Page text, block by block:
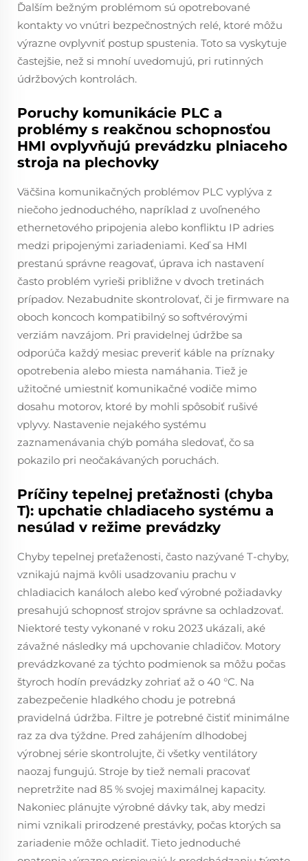
Ďalším bežným problémom sú opotrebované
kontakty vo vnútri bezpečnostných relé, ktoré môžu
výrazne ovplyvniť postup spustenia. Toto sa vyskytuje
častejšie, než si mnohí uvedomujú, pri rutinných
údržbových kontrolách.
Poruchy komunikácie PLC a
problémy s reakčnou schopnosťou
HMI ovplyvňujú prevádzku plniaceho
stroja na plechovky
Väčšina komunikačných problémov PLC vyplýva z
niečoho jednoduchého, napríklad z uvoľneného
ethernetového pripojenia alebo konfliktu IP adries
medzi pripojenými zariadeniami. Keď sa HMI
prestanú správne reagovať, úprava ich nastavení
často problém vyrieši približne v dvoch tretinách
prípadov. Nezabudnite skontrolovať, či je firmware na
oboch koncoch kompatibilný so softvérovými
verziám navzájom. Pri pravidelnej údržbe sa
odporúča každý mesiac preveriť káble na príznaky
opotrebenia alebo miesta namáhania. Tiež je
užitočné umiestniť komunikačné vodiče mimo
dosahu motorov, ktoré by mohli spôsobiť rušivé
vplyvy. Nastavenie nejakého systému
zaznamenávania chýb pomáha sledovať, čo sa
pokazilo pri neočakávaných poruchách.
Príčiny tepelnej preťažnosti (chyba
T): upchatie chladiaceho systému a
nesúlad v režime prevádzky
Chyby tepelnej preťaženosti, často nazývané T-chyby,
vznikajú najmä kvôli usadzovaniu prachu v
chladiacich kanáloch alebo keď výrobné požiadavky
presahujú schopnosť strojov správne sa ochladzovať.
Niektoré testy vykonané v roku 2023 ukázali, aké
závažné následky má upchovanie chladičov. Motory
prevádzkované za týchto podmienok sa môžu počas
štyroch hodín prevádzky zohriať až o 40 °C. Na
zabezpečenie hladkého chodu je potrebná
pravidelná údržba. Filtre je potrebné čistiť minimálne
raz za dva týždne. Pred zahájením dlhodobej
výrobnej série skontrolujte, či všetky ventilátory
naozaj fungujú. Stroje by tiež nemali pracovať
nepretržite nad 85 % svojej maximálnej kapacity.
Nakoniec plánujte výrobné dávky tak, aby medzi
nimi vznikali prirodzené prestávky, počas ktorých sa
zariadenie môže ochladiť. Tieto jednoduché